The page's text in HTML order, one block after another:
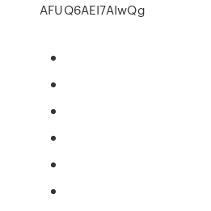
AFUQ6AEI7AIwQg